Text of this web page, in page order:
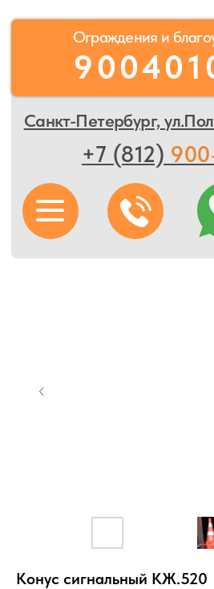
9004010.RU
+7 (812) 900-40-10
Конус сигнальный КЖ.520